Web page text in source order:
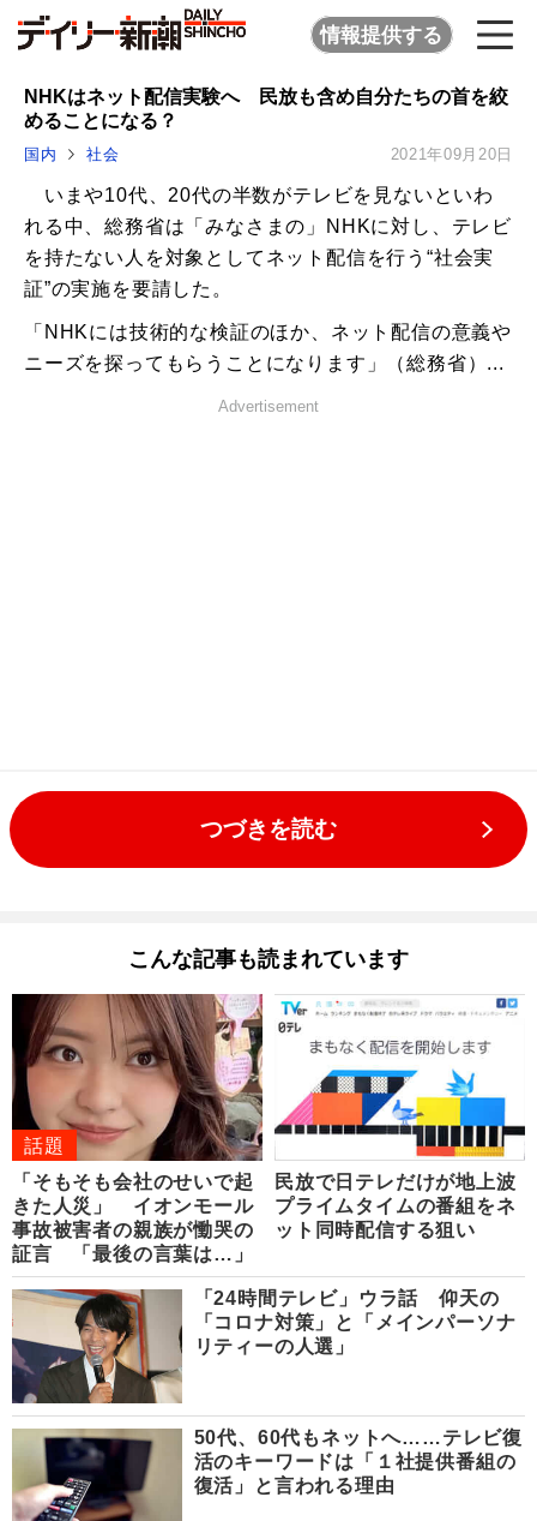
情報提供する
NHKはネット配信実験へ 民放も含め自分たちの首を絞
めることになる？
国内 社会 2021年09月20日
いまや10代、20代の半数がテレビを見ないといわ
れる中、総務省は「みなさまの」NHKに対し、テレビ
を持たない人を対象としてネット配信を行う“社会実
証”の実施を要請した。
「NHKには技術的な検証のほか、ネット配信の意義や
ニーズを探ってもらうことになります」（総務省）...
Advertisement
つづきを読む
こんな記事も読まれています
話題
「そもそも会社のせいで起
きた人災」 イオンモール
事故被害者の親族が慟哭の
証言 「最後の言葉は…」
民放で日テレだけが地上波
プライムタイムの番組をネ
ット同時配信する狙い
「24時間テレビ」ウラ話 仰天の
「コロナ対策」と「メインパーソナ
リティーの人選」
50代、60代もネットへ……テレビ復
活のキーワードは「１社提供番組の
復活」と言われる理由